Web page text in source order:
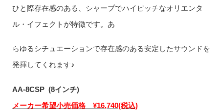
ひと際存在感のある、シャープでハイピッチなオリエンタ
ル・イフェクトが特徴です。あ
らゆるシチュエーションで存在感のある安定したサウンドを
発揮してくれます♪
AA-8CSP (8インチ)
メーカー希望小売価格 ¥16,740(税込)